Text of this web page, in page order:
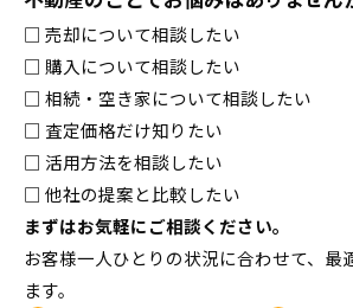
□ 売却について相談したい
□ 購入について相談したい
□ 相続・空き家について相談したい
□ 査定価格だけ知りたい
□ 活用方法を相談したい
□ 他社の提案と比較したい
まずはお気軽にご相談ください。
お客様一人ひとりの状況に合わせて、最
ます。